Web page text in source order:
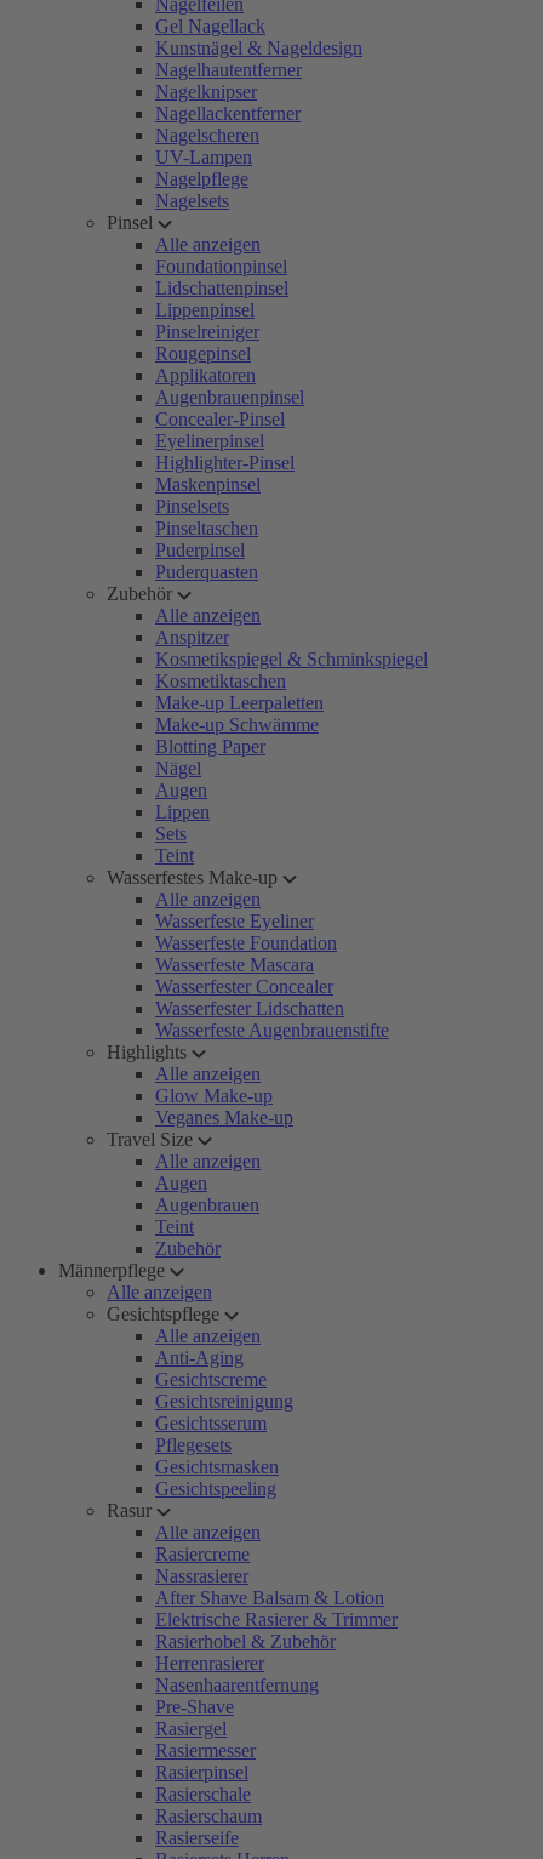
Nagelfeilen
Gel Nagellack
Kunstnägel & Nageldesign
Nagelhautentferner
Nagelknipser
Nagellackentferner
Nagelscheren
UV-Lampen
Nagelpflege
Nagelsets
Pinsel
Alle anzeigen
Foundationpinsel
Lidschattenpinsel
Lippenpinsel
Pinselreiniger
Rougepinsel
Applikatoren
Augenbrauenpinsel
Concealer-Pinsel
Eyelinerpinsel
Highlighter-Pinsel
Maskenpinsel
Pinselsets
Pinseltaschen
Puderpinsel
Puderquasten
Zubehör
Alle anzeigen
Anspitzer
Kosmetikspiegel & Schminkspiegel
Kosmetiktaschen
Make-up Leerpaletten
Make-up Schwämme
Blotting Paper
Nägel
Augen
Lippen
Sets
Teint
Wasserfestes Make-up
Alle anzeigen
Wasserfeste Eyeliner
Wasserfeste Foundation
Wasserfeste Mascara
Wasserfester Concealer
Wasserfester Lidschatten
Wasserfeste Augenbrauenstifte
Highlights
Alle anzeigen
Glow Make-up
Veganes Make-up
Travel Size
Alle anzeigen
Augen
Augenbrauen
Teint
Zubehör
Männerpflege
Alle anzeigen
Gesichtspflege
Alle anzeigen
Anti-Aging
Gesichtscreme
Gesichtsreinigung
Gesichtsserum
Pflegesets
Gesichtsmasken
Gesichtspeeling
Rasur
Alle anzeigen
Rasiercreme
Nassrasierer
After Shave Balsam & Lotion
Elektrische Rasierer & Trimmer
Rasierhobel & Zubehör
Herrenrasierer
Nasenhaarentfernung
Pre-Shave
Rasiergel
Rasiermesser
Rasierpinsel
Rasierschale
Rasierschaum
Rasierseife